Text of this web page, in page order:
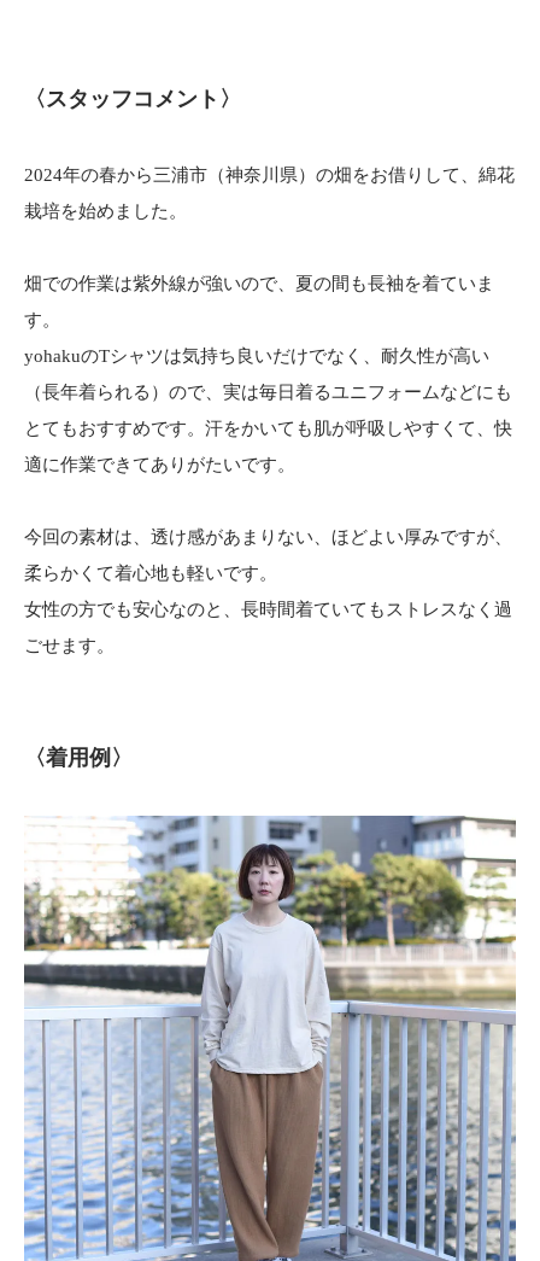
〈スタッフコメント〉
2024年の春から三浦市（神奈川県）の畑をお借りして、綿花
栽培を始めました。
畑での作業は紫外線が強いので、夏の間も長袖を着ていま
す。
yohakuのTシャツは気持ち良いだけでなく、耐久性が高い
（長年着られる）ので、実は毎日着るユニフォームなどにも
とてもおすすめです。汗をかいても肌が呼吸しやすくて、快
適に作業できてありがたいです。
今回の素材は、透け感があまりない、ほどよい厚みですが、
柔らかくて着心地も軽いです。
女性の方でも安心なのと、長時間着ていてもストレスなく過
ごせます。
〈着用例〉